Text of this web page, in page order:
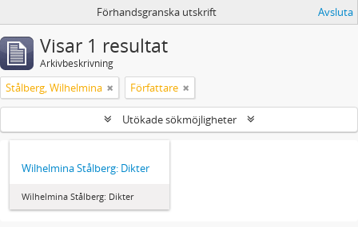
Förhandsgranska utskrift Avsluta
Visar 1 resultat
Arkivbeskrivning
Stålberg, Wilhelmina Författare
Utökade sökmöjligheter
Wilhelmina Stålberg: Dikter
Wilhelmina Stålberg: Dikter